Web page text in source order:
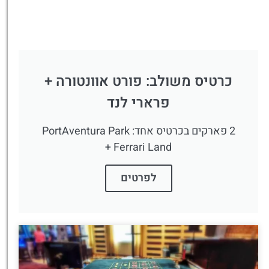
כרטיס משולב: פורט אוונטורה +
פרארי לנד
2 פארקים בכרטיס אחד: PortAventura Park
+ Ferrari Land
לפרטים